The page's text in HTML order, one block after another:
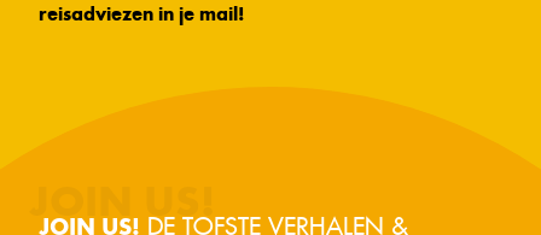
reisadviezen in je mail!
JOIN US! DE TOFSTE VERHALEN &